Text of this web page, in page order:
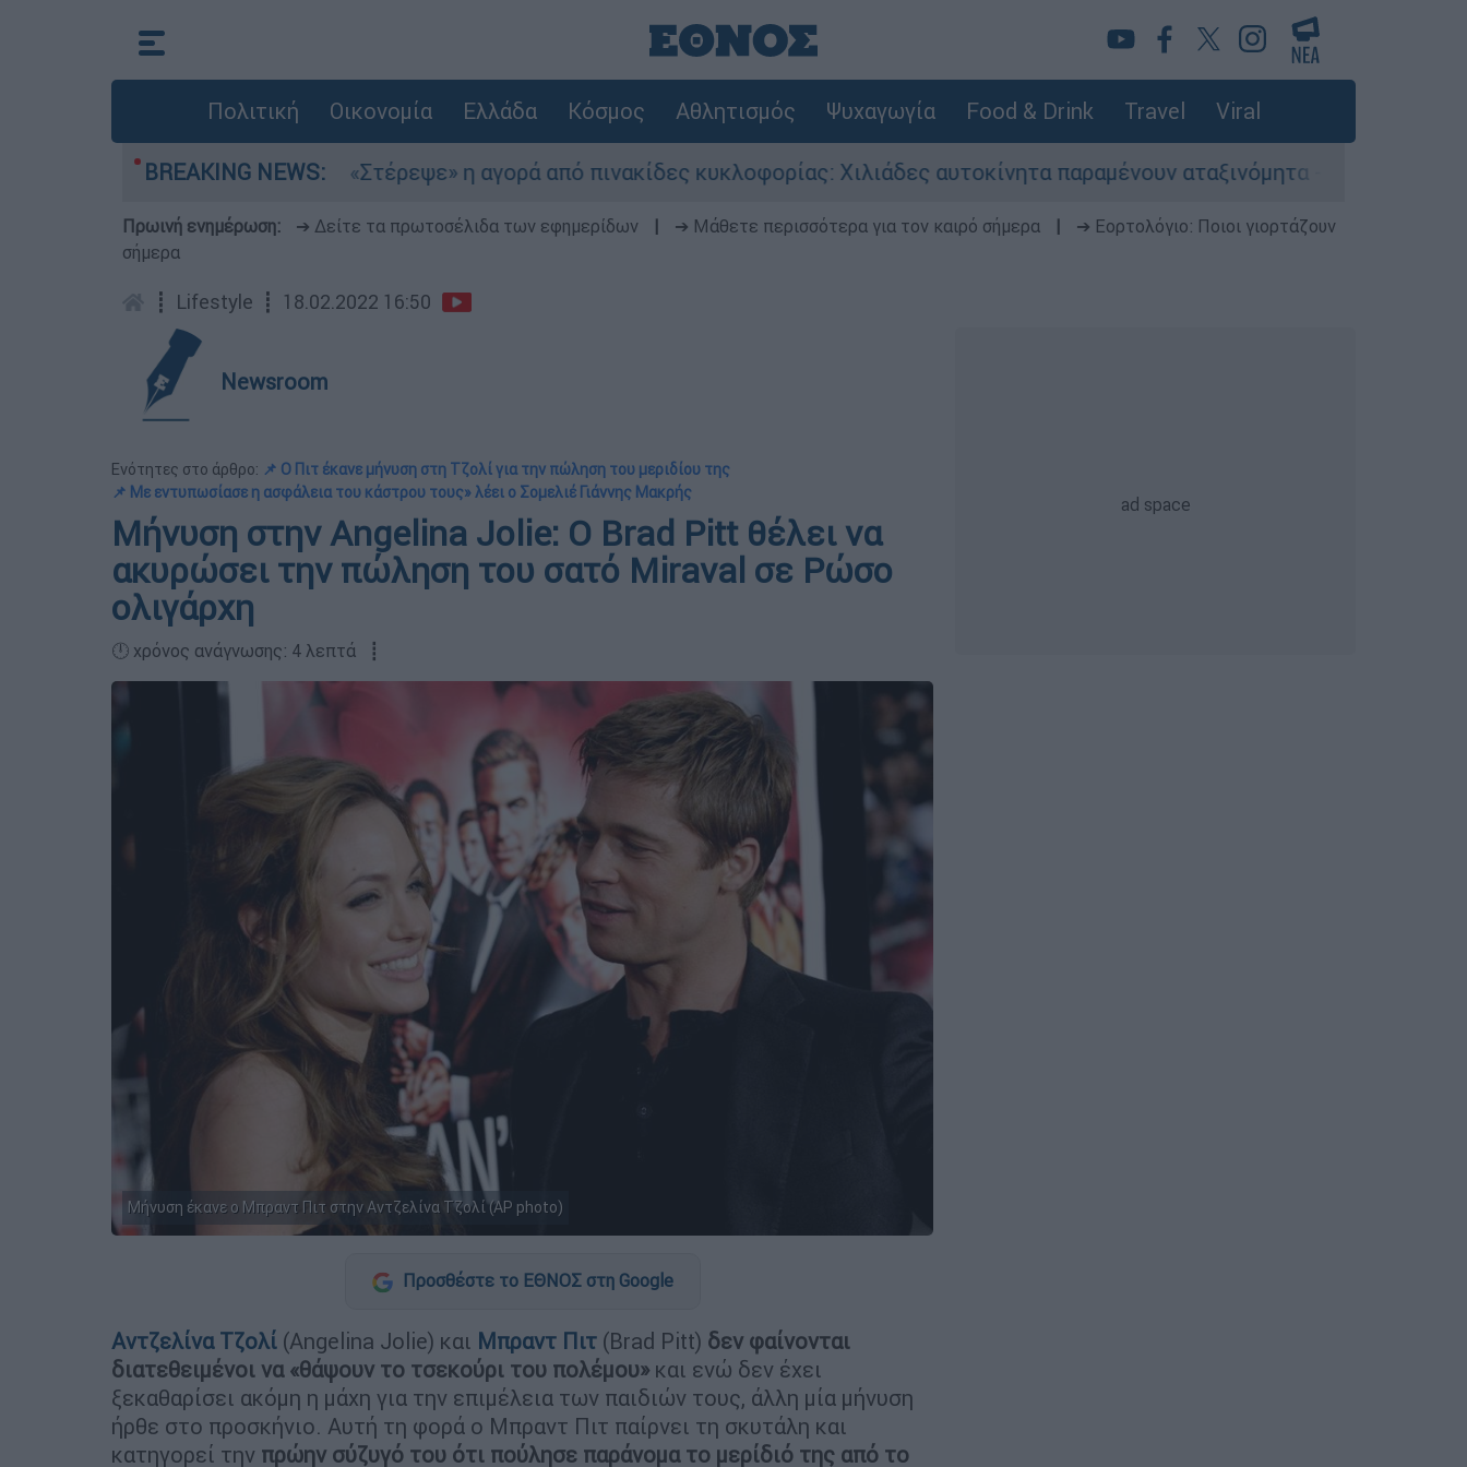
Πολιτική Οικονομία Ελλάδα Κόσμος Αθλητισμός Ψυχαγωγία Food & Drink Travel Viral
BREAKING NEWS:
στο Αιγαίο «Στέρεψε» η αγορά από πινακίδες κυκλοφορίας: Χιλιάδες αυτοκίνητα παραμένουν αταξινόμητα - Λύση αναζητά το
Πρωινή ενημέρωση: ➔ Δείτε τα πρωτοσέλιδα των εφημερίδων ➔ Μάθετε περισσότερα για τον καιρό σήμερα
➔ Εορτολόγιο: Ποιοι γιορτάζουν
σήμερα
┋ Lifestyle ┋ 18.02.2022 16:50
Newsroom
Ενότητες στο άρθρο: 📌 Ο Πιτ έκανε μήνυση στη Τζολί για την πώληση του μεριδίου της
📌 Με εντυπωσίασε η ασφάλεια του κάστρου τους» λέει ο Σομελιέ Γιάννης Μακρής
Μήνυση στην Angelina Jolie: Ο Brad Pitt θέλει να
ακυρώσει την πώληση του σατό Miraval σε Ρώσο
ολιγάρχη
🕛 χρόνος ανάγνωσης: 4 λεπτά ┋
Μήνυση έκανε ο Μπραντ Πιτ στην Αντζελίνα Τζολί (AP photo)
Προσθέστε το ΕΘΝΟΣ στη Google
Αντζελίνα Τζολί (Angelina Jolie) και Μπραντ Πιτ (Brad Pitt) δεν φαίνονται
διατεθειμένοι να «θάψουν το τσεκούρι του πολέμου» και ενώ δεν έχει
ξεκαθαρίσει ακόμη η μάχη για την επιμέλεια των παιδιών τους, άλλη μία μήνυση
ήρθε στο προσκήνιο. Αυτή τη φορά ο Μπραντ Πιτ παίρνει τη σκυτάλη και
κατηγορεί την πρώην σύζυγό του ότι πούλησε παράνομα το μερίδιό της από το